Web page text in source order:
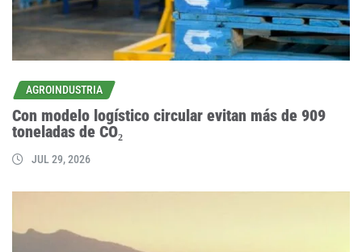
AGROINDUSTRIA
Con modelo logístico circular evitan más de 909
toneladas de CO₂
JUL 29, 2026